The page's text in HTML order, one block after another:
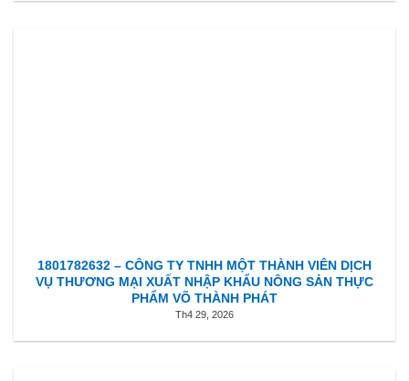
1801782632 – CÔNG TY TNHH MỘT THÀNH VIÊN DỊCH
VỤ THƯƠNG MẠI XUẤT NHẬP KHẨU NÔNG SẢN THỰC
PHẨM VÕ THÀNH PHÁT
Th4 29, 2026